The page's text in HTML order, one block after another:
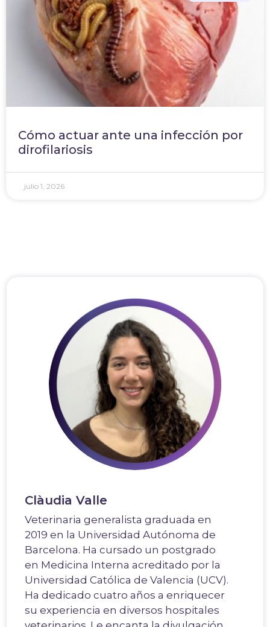
Cómo actuar ante una infección por
dirofilariosis
julio 1, 2026
Clàudia Valle
Veterinaria generalista graduada en
2019 en la Universidad Autónoma de
Barcelona. Ha cursado un postgrado
en Medicina Interna acreditado por la
Universidad Católica de Valencia (UCV).
Ha dedicado cuatro años a enriquecer
su experiencia en diversos hospitales